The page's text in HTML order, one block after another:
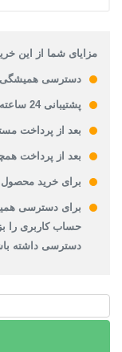
مزایای شما از این
دسترسی همیشگی
پشتیبانی 24 ساعته
بعد از پرداخت
بعد از پرداخت
برای خرید محصول
برای دسترسی
حساب کاربری را
دسترسی داشته
روانشناسی